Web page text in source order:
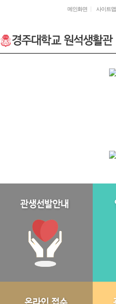
메인화면 사이트맵